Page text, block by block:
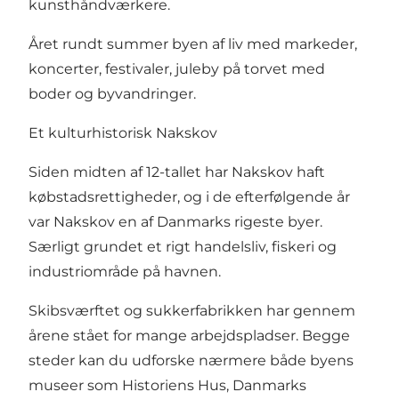
kunsthåndværkere.
Året rundt summer byen af liv med markeder,
koncerter, festivaler, juleby på torvet med
boder og byvandringer.
Et kulturhistorisk Nakskov
Siden midten af 12-tallet har Nakskov haft
købstadsrettigheder, og i de efterfølgende år
var Nakskov en af Danmarks rigeste byer.
Særligt grundet et rigt handelsliv, fiskeri og
industriområde på havnen.
Skibsværftet og sukkerfabrikken har gennem
årene stået for mange arbejdspladser. Begge
steder kan du udforske nærmere både byens
museer som Historiens Hus, Danmarks